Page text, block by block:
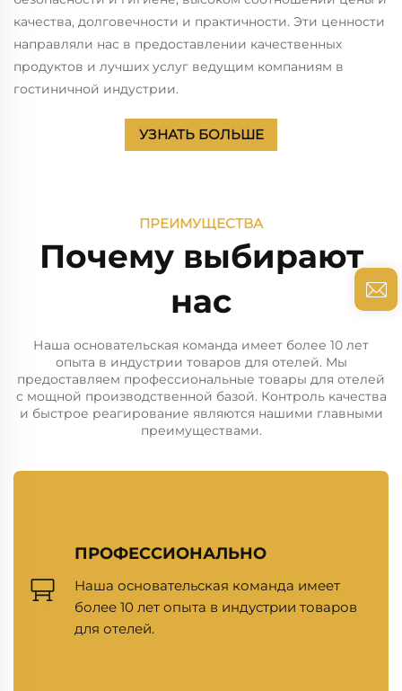
качества, долговечности и практичности. Эти ценности
направляли нас в предоставлении качественных
продуктов и лучших услуг ведущим компаниям в
гостиничной индустрии.
УЗНАТЬ БОЛЬШЕ
ПРЕИМУЩЕСТВА
Почему выбирают
нас
Наша основательская команда имеет более 10 лет
опыта в индустрии товаров для отелей. Мы
предоставляем профессиональные товары для отелей
с мощной производственной базой. Контроль качества
и быстрое реагирование являются нашими главными
преимуществами.
ПРОФЕССИОНАЛЬНО
Наша основательская команда имеет
более 10 лет опыта в индустрии товаров
для отелей.